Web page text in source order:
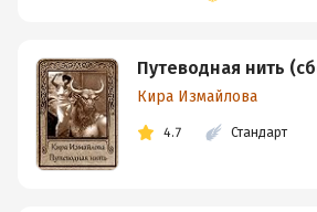
Путеводная нить
Кира Измайлова
4.7 Стандарт